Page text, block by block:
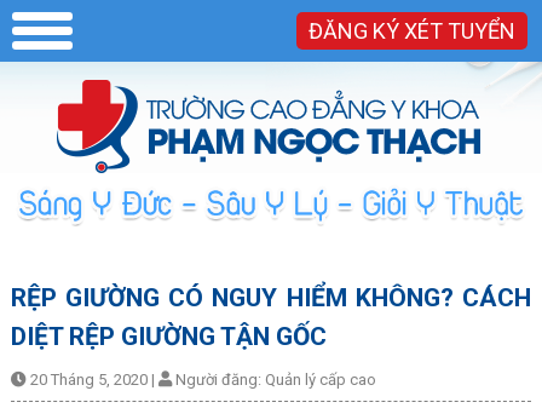
ĐĂNG KÝ XÉT TUYỂN
RỆP GIƯỜNG CÓ NGUY HIỂM KHÔNG? CÁCH
DIỆT RỆP GIƯỜNG TẬN GỐC
20 Tháng 5, 2020 | Người đăng: Quản lý cấp cao